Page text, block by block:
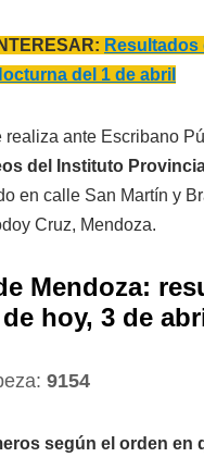
Resultados
del 1 de abril
realiza ante Escribano
del Instituto
en calle San Martín y
Cruz, Mendoza.
Mendoza:
de hoy, 3 de
9154
según el orden en